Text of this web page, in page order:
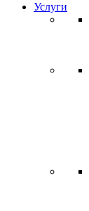
Услуги